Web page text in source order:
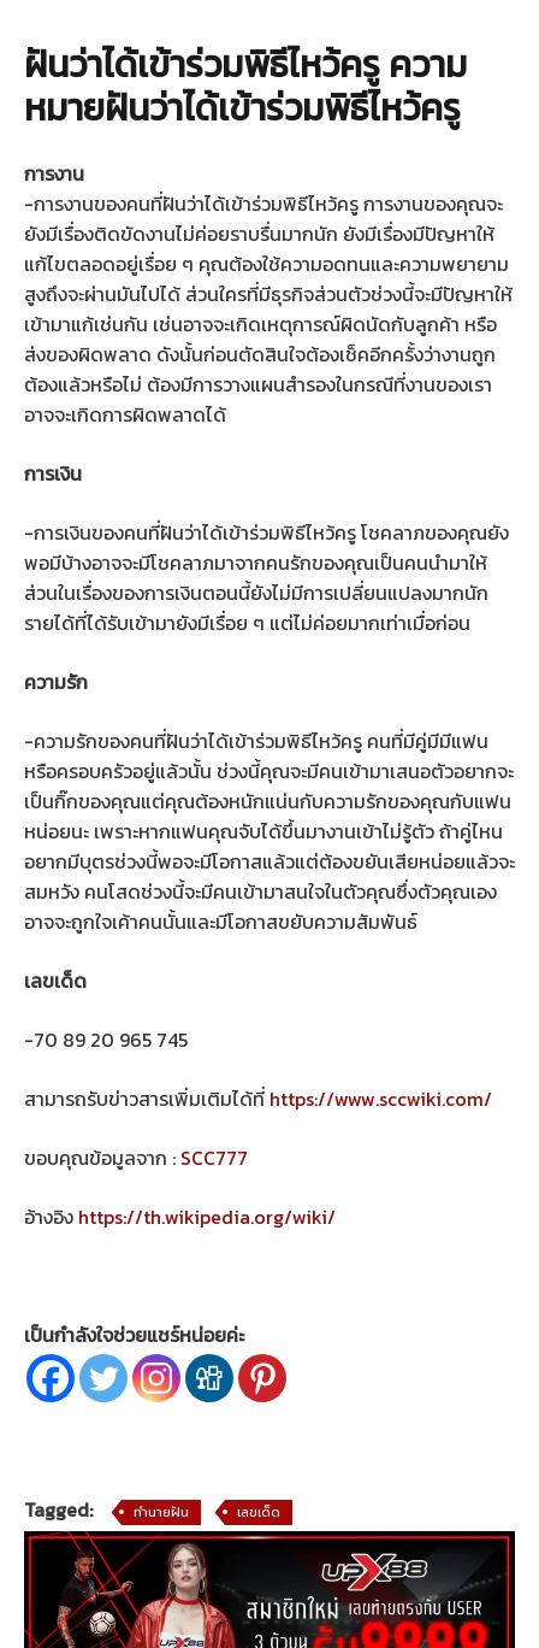
ฝันว่าได้เข้าร่วมพิธีไหว้ครู ความ
หมายฝันว่าได้เข้าร่วมพิธีไหว้ครู
การงาน
-การงานของคนที่ฝันว่าได้เข้าร่วมพิธีไหว้ครู การงานของคุณจะ
ยังมีเรื่องติดขัดงานไม่ค่อยราบรื่นมากนัก ยังมีเรื่องมีปัญหาให้
แก้ไขตลอดอยู่เรื่อย ๆ คุณต้องใช้ความอดทนและความพยายาม
สูงถึงจะผ่านมันไปได้ ส่วนใครที่มีธุรกิจส่วนตัวช่วงนี้จะมีปัญหาให้
เข้ามาแก้เช่นกัน เช่นอาจจะเกิดเหตุการณ์ผิดนัดกับลูกค้า หรือ
ส่งของผิดพลาด ดังนั้นก่อนตัดสินใจต้องเช็คอีกครั้งว่างานถูก
ต้องแล้วหรือไม่ ต้องมีการวางแผนสำรองในกรณีที่งานของเรา
อาจจะเกิดการผิดพลาดได้
การเงิน
-การเงินของคนที่ฝันว่าได้เข้าร่วมพิธีไหว้ครู โชคลาภของคุณยัง
พอมีบ้างอาจจะมีโชคลาภมาจากคนรักของคุณเป็นคนนำมาให้
ส่วนในเรื่องของการเงินตอนนี้ยังไม่มีการเปลี่ยนแปลงมากนัก
รายได้ที่ได้รับเข้ามายังมีเรื่อย ๆ แต่ไม่ค่อยมากเท่าเมื่อก่อน
ความรัก
-ความรักของคนที่ฝันว่าได้เข้าร่วมพิธีไหว้ครู คนที่มีคู่มีมีแฟน
หรือครอบครัวอยู่แล้วนั้น ช่วงนี้คุณจะมีคนเข้ามาเสนอตัวอยากจะ
เป็นกิ๊กของคุณแต่คุณต้องหนักแน่นกับความรักของคุณกับแฟน
หน่อยนะ เพราะหากแฟนคุณจับได้ขึ้นมางานเข้าไม่รู้ตัว ถ้าคู่ไหน
อยากมีบุตรช่วงนี้พอจะมีโอกาสแล้วแต่ต้องขยันเสียหน่อยแล้วจะ
สมหวัง คนโสดช่วงนี้จะมีคนเข้ามาสนใจในตัวคุณซึ่งตัวคุณเอง
อาจจะถูกใจเค้าคนนั้นและมีโอกาสขยับความสัมพันธ์
เลขเด็ด
-70 89 20 965 745
สามารถรับข่าวสารเพิ่มเติมได้ที่ https://www.sccwiki.com/
ขอบคุณข้อมูลจาก : SCC777
อ้างอิง https://th.wikipedia.org/wiki/
เป็นกำลังใจช่วยแชร์หน่อยค่ะ
Tagged: ทำนายฝัน เลขเด็ด